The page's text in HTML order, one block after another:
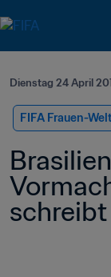
Dienstag 24 April
FIFA Frauen-